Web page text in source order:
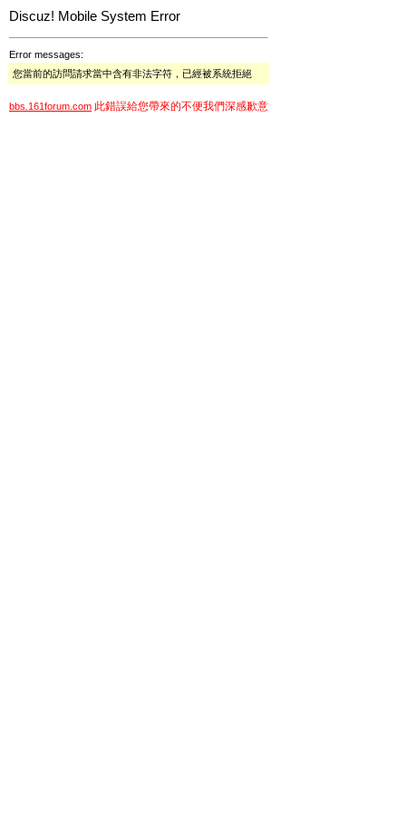
Discuz! Mobile System Error
Error messages:
您當前的訪問請求當中含有非法字符，已經被系統拒絕
bbs.161forum.com 此錯誤給您帶來的不便我們深感歉意